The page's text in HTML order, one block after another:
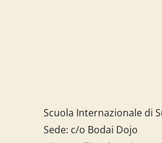
Scuola Internazionale di
Sede: c/o Bodai Dojo